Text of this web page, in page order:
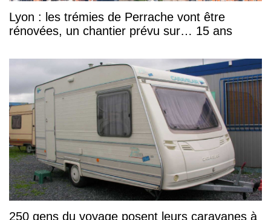
Lyon : les trémies de Perrache vont être
rénovées, un chantier prévu sur… 15 ans
250 gens du voyage posent leurs caravanes à